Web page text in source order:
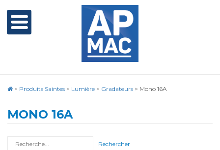
> Produits Saintes > Lumière > Gradateurs > Mono 16A
MONO 16A
Rechercher